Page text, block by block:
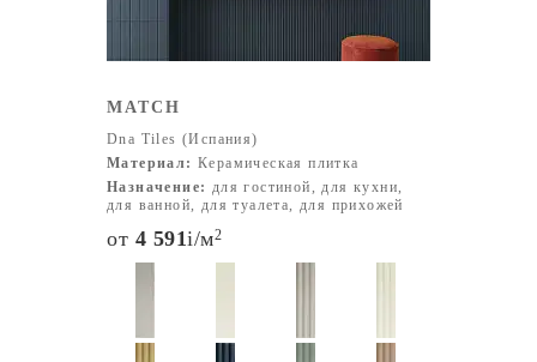
MATCH
Dna Tiles (Испания)
Материал: Керамическая плитка
Назначение: для гостиной, для кухни,
для ванной, для туалета, для прихожей
от 4 591i/м2